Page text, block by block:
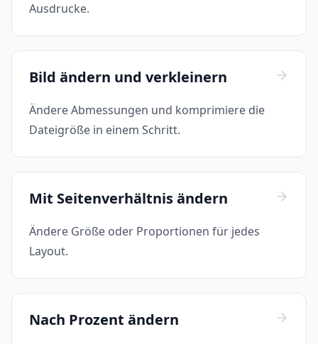
Ausdrucke.
Bild ändern und verkleinern
Ändere Abmessungen und komprimiere die
Dateigröße in einem Schritt.
Mit Seitenverhältnis ändern
Ändere Größe oder Proportionen für jedes
Layout.
Nach Prozent ändern